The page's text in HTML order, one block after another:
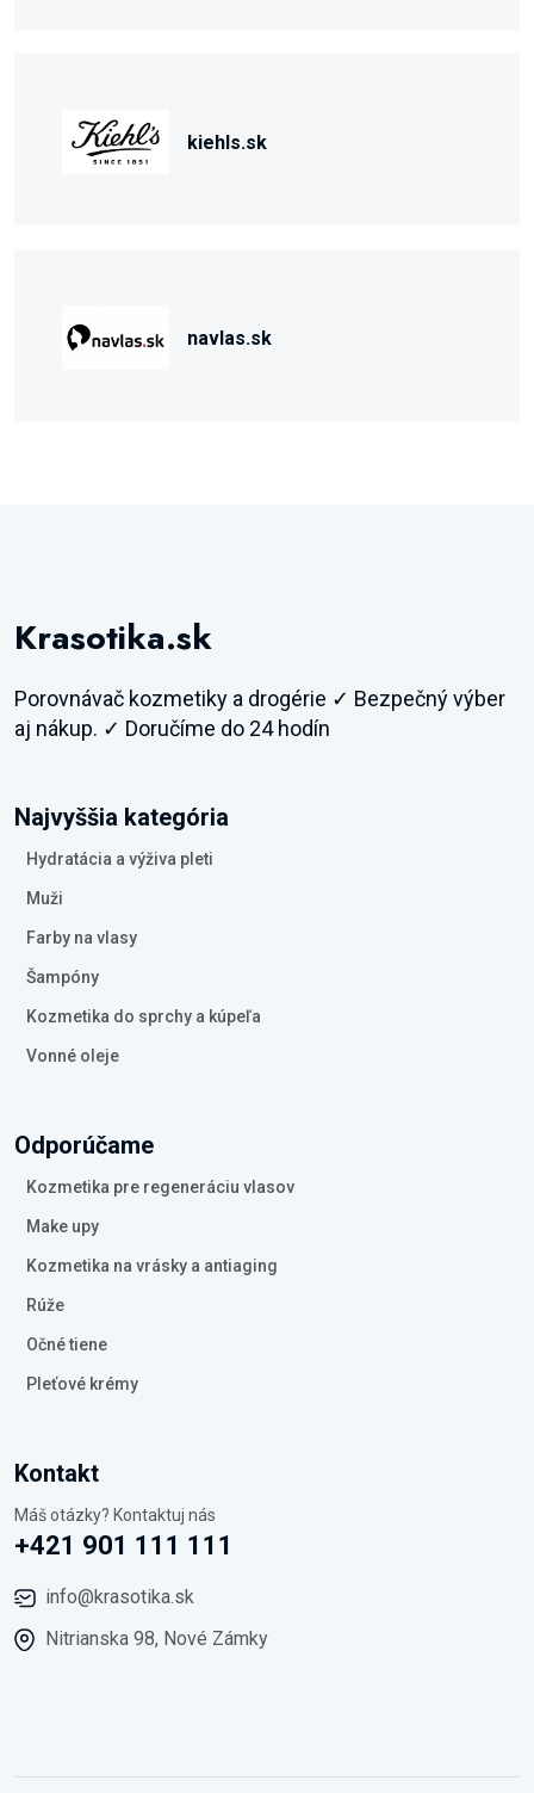
kiehls.sk
navlas.sk
Krasotika.sk
Porovnávač kozmetiky a drogérie ✓ Bezpečný výber
aj nákup. ✓ Doručíme do 24 hodín
Najvyššia kategória
Hydratácia a výživa pleti
Muži
Farby na vlasy
Šampóny
Kozmetika do sprchy a kúpeľa
Vonné oleje
Odporúčame
Kozmetika pre regeneráciu vlasov
Make upy
Kozmetika na vrásky a antiaging
Rúže
Očné tiene
Pleťové krémy
Kontakt
Máš otázky? Kontaktuj nás
+421 901 111 111
info@krasotika.sk
Nitrianska 98, Nové Zámky